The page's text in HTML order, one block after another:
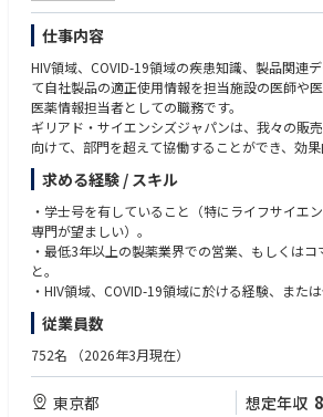
■ポリシー整備・教育研修
・APAC地域のコンプライアンス関連規程やガイ
・社内からの問い合わせ対応
・年間コンプライアンストレーニング計画の策定
・教育研修および社内啓発施策の企画・運営
・新入社員研修や営業・代理店向け研修の実施
・コンプライアンス関連資料や教育コンテンツ
■調査・リスクマネジメント
・内部通報案件やコンプライアンス事案の調査対
・関係者ヒアリング、調査報告書作成、是正措
・人事部門と連携した再発防止策や指導対応
・監査・モニタリング活動を活用したリスク低
■コンプライアンス監査・モニタリング
・APAC地域におけるコンプライアンスリスクア
・年間監査・モニタリング計画の策定および実行
・講演会、販促活動、営業同行、各種記録類のモ
・グローバル本社への定期レポーティング
・モニタリング結果を踏まえた業務改善・プロ
仕事内容
HIV領域、COVID-19領域の疾患知識、製品関連
て自社製品の適正使用情報を担当施設の医師や
医薬情報担当者としての職務です。
ギリアド・サイエンシズジャパンは、我々の販
向けて、部門を超えて協働することができ、効
とができる知識と意欲のある専門家を求めていま
合格者はHIV・COVID-19事業本部に正社員（無
記社員にレポートします。
⇒HIV・COVID-19事業本部 HIV領域営業部
ョナルディレクター
求める経験 / スキル
・学士号を有していること（特にライフサイエ
専門が望ましい）。
・最低3年以上の製薬業界での営業、もしくは
と。
・HIV領域、COVID-19領域に於ける経験、また
症領域での経験があれば望ましい。
・優良営業成績：例えば営業成績に伴う、受賞例
・MR認定資格必須。
従業員数
752名 （2026年3月現在）
東京都 想定年収